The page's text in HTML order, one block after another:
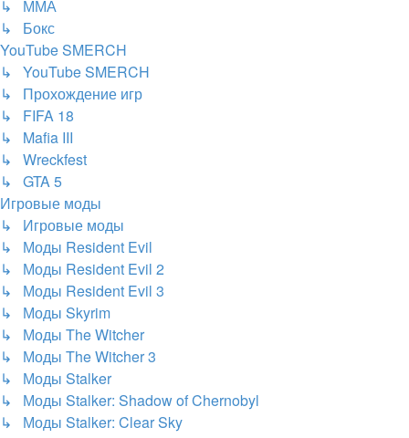
↳ ММА
↳ Бокс
YouTube SMERCH
↳ YouTube SMERCH
↳ Прохождение игр
↳ FIFA 18
↳ Mafia III
↳ Wreckfest
↳ GTA 5
Игровые моды
↳ Игровые моды
↳ Моды Resident Evil
↳ Моды Resident Evil 2
↳ Моды Resident Evil 3
↳ Моды Skyrim
↳ Моды The Witcher
↳ Моды The Witcher 3
↳ Моды Stalker
↳ Моды Stalker: Shadow of Chernobyl
↳ Моды Stalker: Clear Sky